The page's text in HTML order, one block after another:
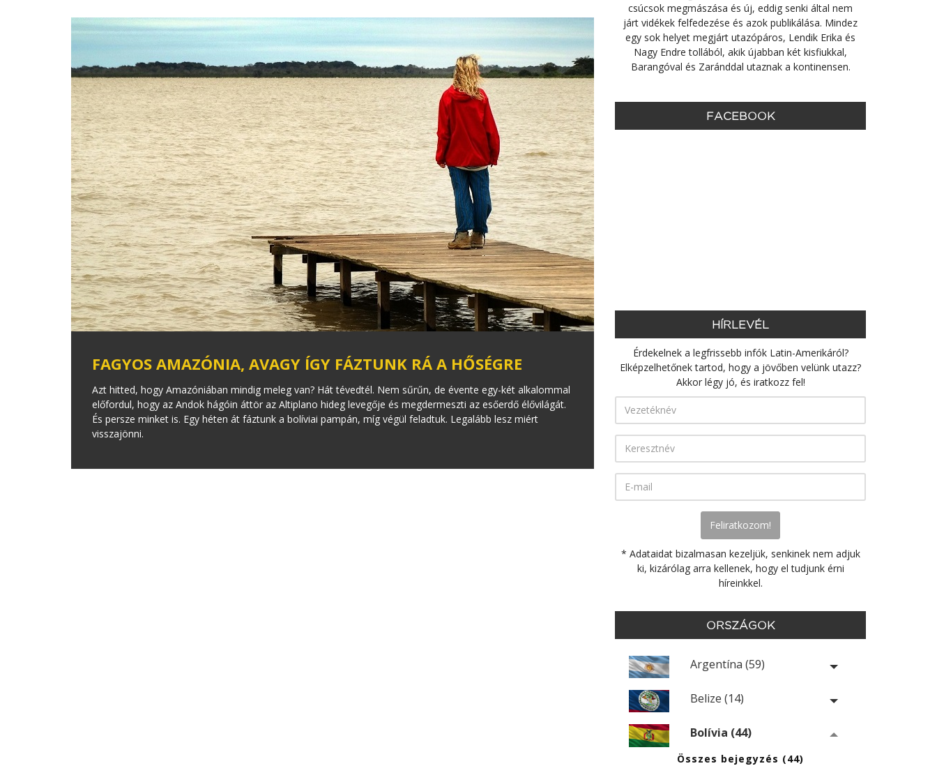
FAGYOS AMAZÓNIA, AVAGY ÍGY FÁZTUNK RÁ A HŐSÉGRE
Azt hitted, hogy Amazóniában mindig meleg van? Hát tévedtél. Nem sűrűn, de évente egy-két alkalommal
előfordul, hogy az Andok hágóin áttör az Altiplano hideg levegője és megdermeszti az esőerdő élővilágát.
És persze minket is. Egy héten át fáztunk a bolíviai pampán, míg végül feladtuk. Legalább lesz miért
visszajönni.
csúcsok megmászása és új, eddig senki által nem
járt vidékek felfedezése és azok publikálása. Mindez
egy sok helyet megjárt utazópáros, Lendik Erika és
Nagy Endre tollából, akik újabban két kisfiukkal,
Barangóval és Zaránddal utaznak a kontinensen.
FACEBOOK
HÍRLEVÉL
Érdekelnek a legfrissebb infók Latin-Amerikáról?
Elképzelhetőnek tartod, hogy a jövőben velünk utazz?
Akkor légy jó, és iratkozz fel!
* Adataidat bizalmasan kezeljük, senkinek nem adjuk
ki, kizárólag arra kellenek, hogy el tudjunk érni
híreinkkel.
ORSZÁGOK
Argentína (59)
Belize (14)
Bolívia (44)
Összes bejegyzés (44)